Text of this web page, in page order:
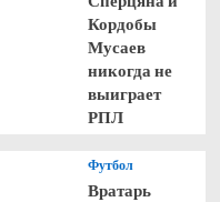
Кордобы
Мусаев
никогда не
выиграет
РПЛ
Футбол
Вратарь